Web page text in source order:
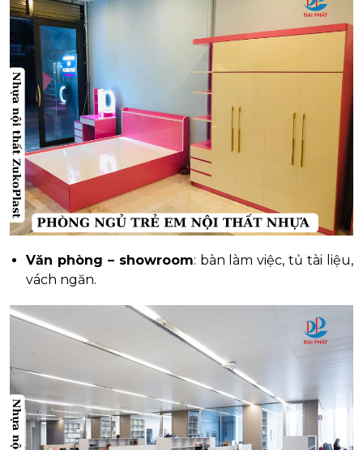
Văn phòng – showroom: bàn làm việc, tủ tài liệu,
vách ngăn.